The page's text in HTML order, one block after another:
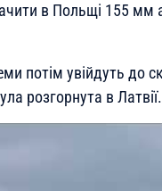
в Польщі 155 мм
потім увійдуть до
розгорнута в Латвії.